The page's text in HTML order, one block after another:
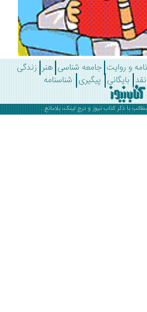
جامعه شناسی هنر زندگی
بایگانی پیگیری شناسنامه
کتاب نیوزو درج لینک، بلامانع .